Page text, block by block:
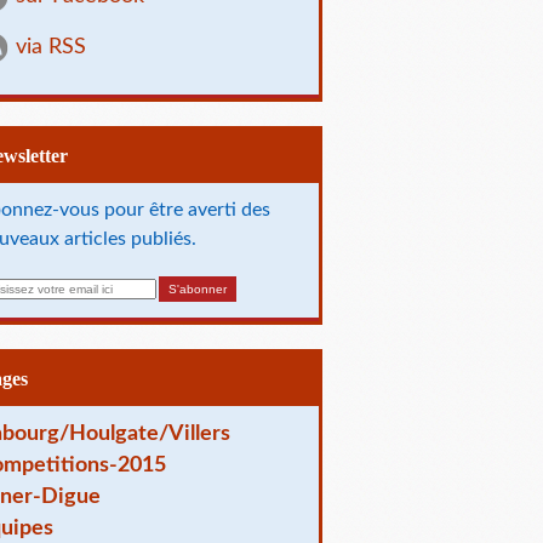
via RSS
vous pour être averti des
articles publiés.
Houlgate/Villers
2015
Digue